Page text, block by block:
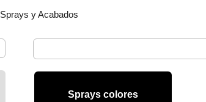
Sprays y Acabados
Sprays colores